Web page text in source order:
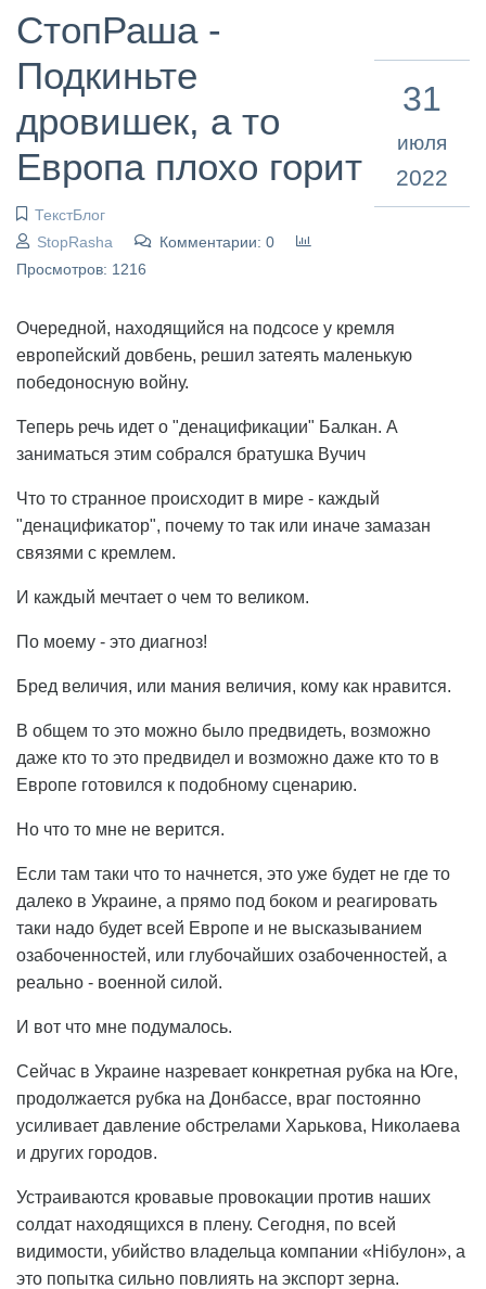
СтопРаша -
Подкиньте
дровишек, а то
Европа плохо горит
ТекстБлог
StopRasha
Комментарии: 0
Просмотров: 1216
31
июля
2022
Очередной, находящийся на подсосе у кремля
европейский довбень, решил затеять маленькую
победоносную войну.
Теперь речь идет о "денацификации" Балкан. А
заниматься этим собрался братушка Вучич
Что то странное происходит в мире - каждый
"денацификатор", почему то так или иначе замазан
связями с кремлем.
И каждый мечтает о чем то великом.
По моему - это диагноз!
Бред величия, или мания величия, кому как нравится.
В общем то это можно было предвидеть, возможно
даже кто то это предвидел и возможно даже кто то в
Европе готовился к подобному сценарию.
Но что то мне не верится.
Если там таки что то начнется, это уже будет не где то
далеко в Украине, а прямо под боком и реагировать
таки надо будет всей Европе и не высказыванием
озабоченностей, или глубочайших озабоченностей, а
реально - военной силой.
И вот что мне подумалось.
Сейчас в Украине назревает конкретная рубка на Юге,
продолжается рубка на Донбассе, враг постоянно
усиливает давление обстрелами Харькова, Николаева
и других городов.
Устраиваются кровавые провокации против наших
солдат находящихся в плену. Сегодня, по всей
видимости, убийство владельца компании «Нібулон», а
это попытка сильно повлиять на экспорт зерна.